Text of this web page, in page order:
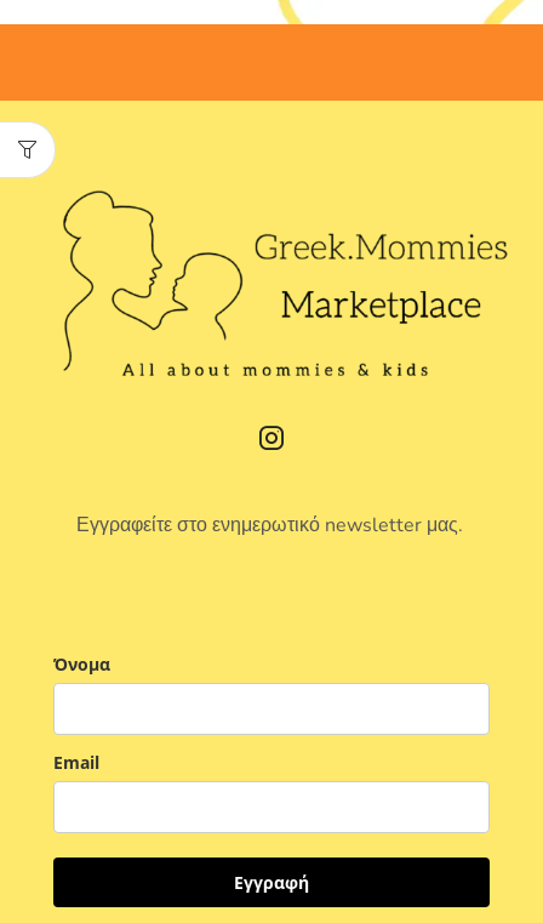
Εγγραφείτε στο ενημερωτικό newsletter μας.
Όνομα
Email
Εγγραφή